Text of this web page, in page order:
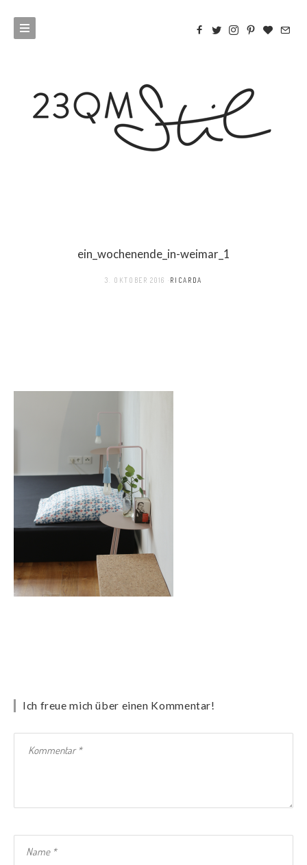
ein_wochenende_in-weimar_1
3. OKTOBER 2016 RICARDA
Ich freue mich über einen Kommentar!